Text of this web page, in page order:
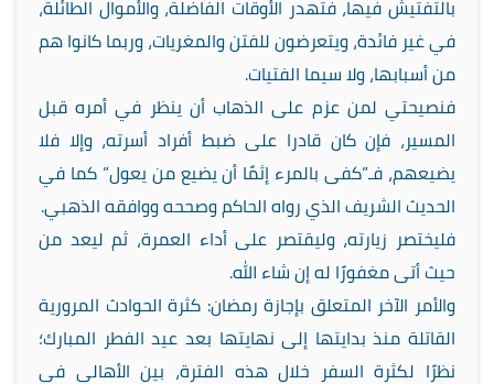
بالتفتيش فيها، فتهدر الأوقات الفاضلة، والأموال الطائلة،
في غير فائدة، ويتعرضون للفتن والمغريات، وربما كانوا هم
من أسبابها، ولا سيما الفتيات.
فنصيحتي لمن عزم على الذهاب أن ينظر في أمره قبل
المسير، فإن كان قادرا على ضبط أفراد أسرته، وإلا فلا
يضيعهم، فـ”كفى بالمرء إثمًا أن يضيع من يعول” كما في
الحديث الشريف الذي رواه الحاكم وصححه ووافقه الذهبي.
فليختصر زيارته، وليقتصر على أداء العمرة، ثم ليعد من
حيث أتى مغفورًا له إن شاء الله.
والأمر الآخر المتعلق بإجازة رمضان: كثرة الحوادث المرورية
القاتلة منذ بدايتها إلى نهايتها بعد عيد الفطر المبارك؛
نظرًا لكثرة السفر خلال هذه الفترة، بين الأهالي في